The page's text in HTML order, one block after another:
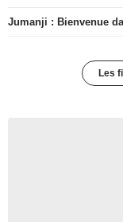
Jumanji : Bienvenue
Les